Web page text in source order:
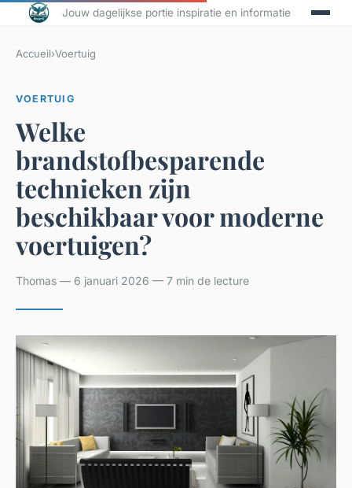
Jouw dagelijkse portie inspiratie en informatie
Accueil›Voertuig
VOERTUIG
Welke
brandstofbesparende
technieken zijn
beschikbaar voor moderne
voertuigen?
Thomas — 6 januari 2026 — 7 min de lecture